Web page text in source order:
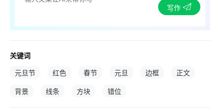
写作
关键词
元旦节
红色 春节 元旦 边框
正文
背景
线条 方块 错位